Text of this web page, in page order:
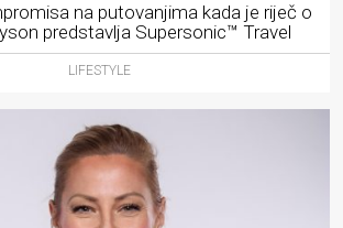
na putovanjima kada je riječ o
predstavlja Supersonic™ Travel
LIFESTYLE